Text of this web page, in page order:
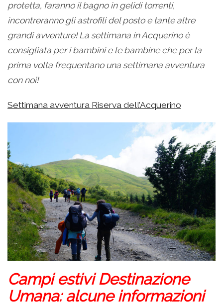
protetta, faranno il bagno in gelidi torrenti,
incontreranno gli astrofili del posto e tante altre
grandi avventure! La settimana in Acquerino è
consigliata per i bambini e le bambine che per la
prima volta frequentano una settimana avventura
con noi!
Settimana avventura Riserva dell’Acquerino
Campi estivi Destinazione
Umana: alcune informazioni